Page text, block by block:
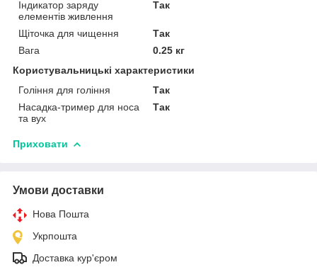
Індикатор заряду
елементів живлення
Так
Щіточка для чищення
Так
Вага
0.25 кг
Користувальницькі характеристики
Гоління для гоління
Так
Насадка-тример для носа
та вух
Так
Приховати
Умови доставки
Нова Пошта
Укрпошта
Доставка кур'єром